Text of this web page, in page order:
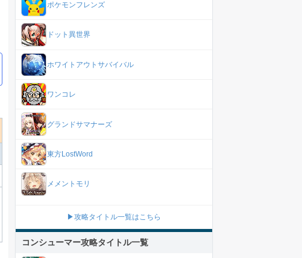
ポケモンフレンズ
ドット異世界
ホワイトアウトサバイバル
ワンコレ
グランドサマナーズ
東方LostWord
メメントモリ
▶攻略タイトル一覧はこちら
コンシューマー攻略タイトル一覧